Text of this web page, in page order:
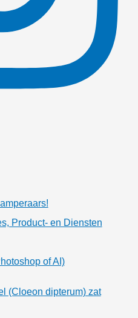
Product- en Diensten
of AI)
(Cloeon dipterum) zat